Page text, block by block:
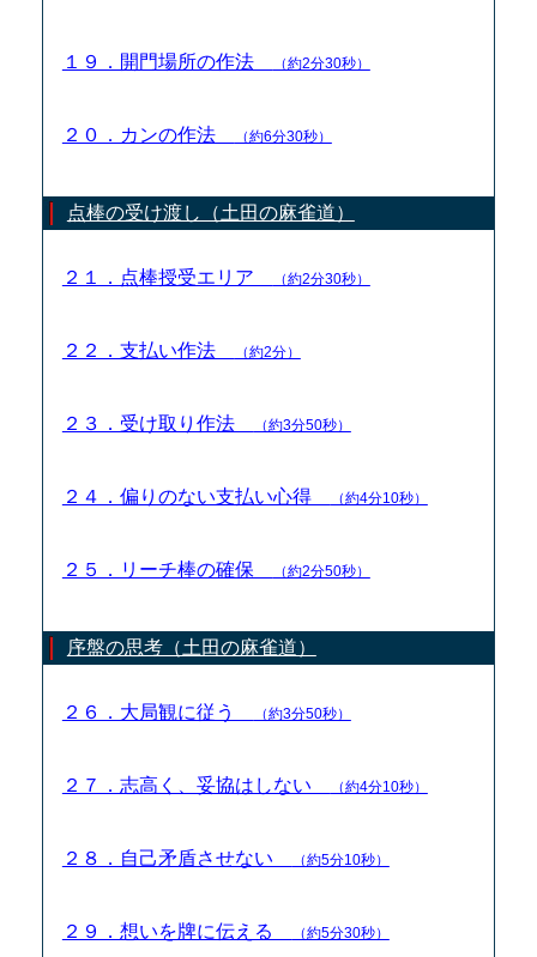
１９．開門場所の作法 （約2分30秒）
２０．カンの作法 （約6分30秒）
点棒の受け渡し（土田の麻雀道）
２１．点棒授受エリア （約2分30秒）
２２．支払い作法 （約2分）
２３．受け取り作法 （約3分50秒）
２４．偏りのない支払い心得 （約4分10秒）
２５．リーチ棒の確保 （約2分50秒）
序盤の思考（土田の麻雀道）
２６．大局観に従う （約3分50秒）
２７．志高く、妥協はしない （約4分10秒）
２８．自己矛盾させない （約5分10秒）
２９．想いを牌に伝える （約5分30秒）